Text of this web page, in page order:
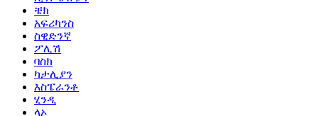
ቼክ
አፍሪካንስ
ስዊድንኛ
ፖሊሽ
ባስክ
ካታሊያን
እስፔራንቶ
ሂንዲ
ላኦ